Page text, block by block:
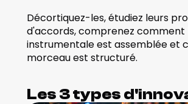
Décortiquez-les, étudiez leurs
d'accords, comprenez comment
instrumentale est assemblée et
morceau est structuré.
Les 3 types